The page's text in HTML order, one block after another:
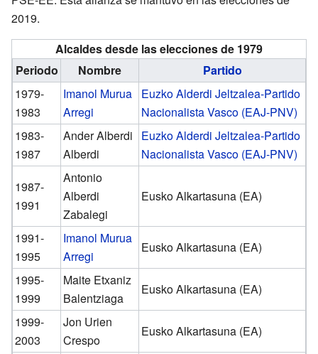
2019.
Alcaldes desde las elecciones de 1979
Periodo
Nombre
Partido
1979-
1983
Imanol Murua
Arregi
Euzko Alderdi Jeltzalea-Partido
Nacionalista Vasco (EAJ-PNV)
1983-
1987
Ander Alberdi
Alberdi
Euzko Alderdi Jeltzalea-Partido
Nacionalista Vasco (EAJ-PNV)
1987-
1991
Antonio
Alberdi
Zabalegi
Eusko Alkartasuna (EA)
1991-
1995
Imanol Murua
Arregi
Eusko Alkartasuna (EA)
1995-
1999
Maite Etxaniz
Balentziaga
Eusko Alkartasuna (EA)
1999-
2003
Jon Urien
Crespo
Eusko Alkartasuna (EA)